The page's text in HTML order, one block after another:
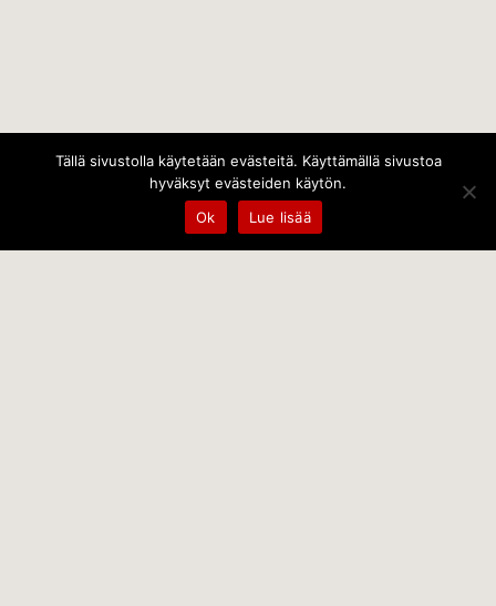
Tällä sivustolla käytetään evästeitä. Käyttämällä sivustoa
hyväksyt evästeiden käytön.
Ok
Lue lisää